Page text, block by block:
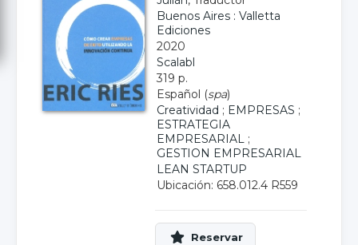
Buenos Aires : Valletta
Ediciones
2020
Scalabl
319 p.
Español (spa)
Creatividad ; EMPRESAS ;
ESTRATEGIA
EMPRESARIAL ;
GESTION EMPRESARIAL
LEAN STARTUP
Ubicación: 658.012.4 R559